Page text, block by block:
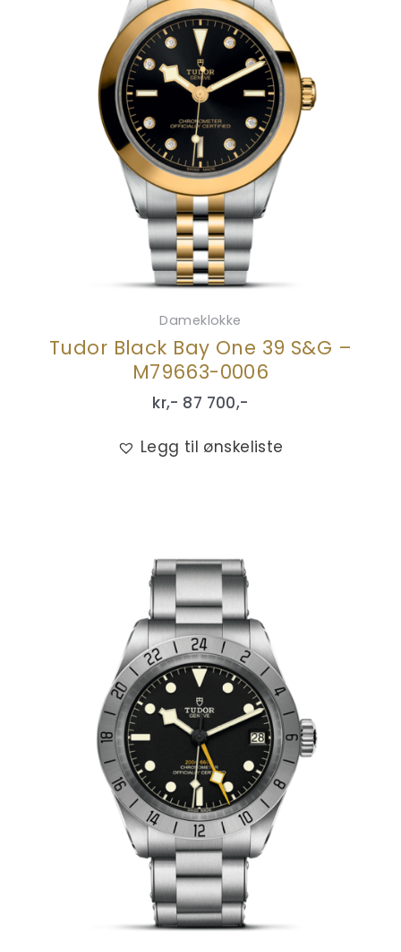
Dameklokke
Tudor Black Bay One 39 S&G –
M79663-0006
kr,- 87 700,-
Legg til ønskeliste